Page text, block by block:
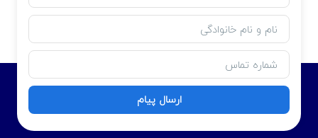
ارسال پیام